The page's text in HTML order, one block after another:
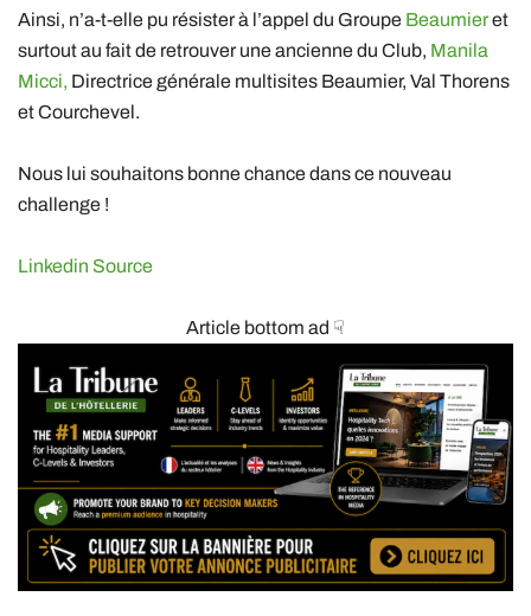
Ainsi, n’a-t-elle pu résister à l’appel du Groupe Beaumieret
surtout au fait de retrouver une ancienne du Club, Manila
Micci, Directrice générale multisites Beaumier, Val Thorens
et Courchevel.
Nous lui souhaitons bonne chance dans ce nouveau
challenge !
Linkedin Source
Article bottom ad ☟